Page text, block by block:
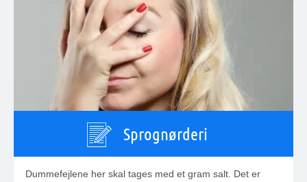
Sprognørderi
Dummefejlene her skal tages med et gram salt. Det er